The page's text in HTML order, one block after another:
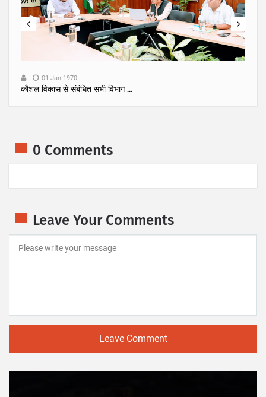
01-Jan-1970
कौशल विकास से संबंधित सभी विभाग ...
0 Comments
Leave Your Comments
Leave Comment